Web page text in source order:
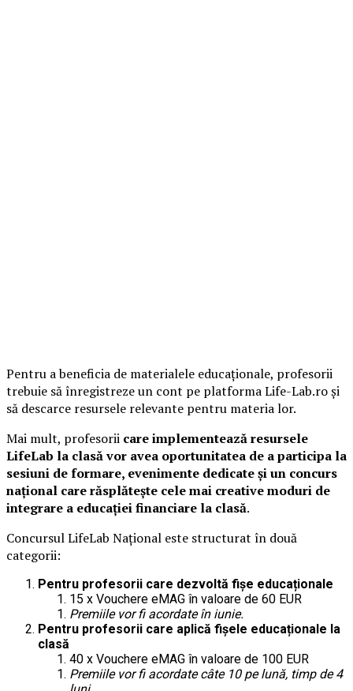
Pentru a beneficia de materialele educaționale, profesorii
trebuie să înregistreze un cont pe platforma Life-Lab.ro și
să descarce resursele relevante pentru materia lor.
Mai mult, profesorii care implementează resursele
LifeLab la clasă vor avea oportunitatea de a participa la
sesiuni de formare, evenimente dedicate și un concurs
național care răsplătește cele mai creative moduri de
integrare a educației financiare la clasă.
Concursul LifeLab Național este structurat în două
categorii:
Pentru profesorii care dezvoltă fișe educaționale
15 x Vouchere eMAG în valoare de 60 EUR
Premiile vor fi acordate în iunie.
Pentru profesorii care aplică fișele educaționale la
clasă
40 x Vouchere eMAG în valoare de 100 EUR
Premiile vor fi acordate câte 10 pe lună, timp de 4